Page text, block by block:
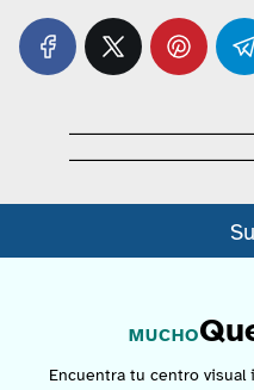
MUCHO
Encuentra tu centro